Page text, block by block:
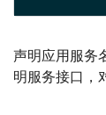
声明应用服务
明服务接口，